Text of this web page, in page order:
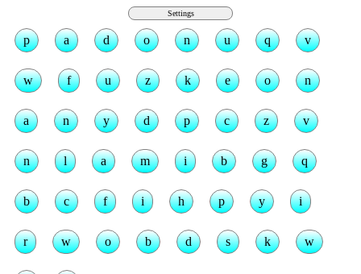
p a d o n u q v
w f u z k e o n
a n y d p c z v
n l a m i b g q
b c f i h p y i
r w o b d s k w